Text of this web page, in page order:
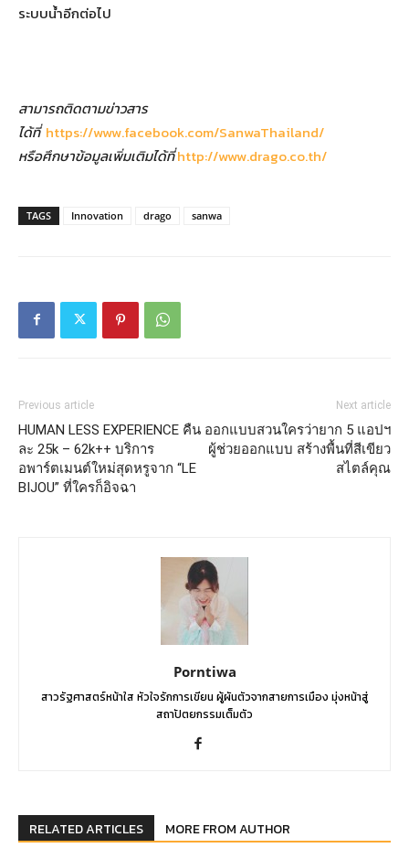
ระบบน้ำอีกต่อไป
สามารถติดตามข่าวสาร
ได้ที่ https://www.facebook.com/SanwaThailand/
หรือศึกษาข้อมูลเพิ่มเติมได้ที่http://www.drago.co.th/
TAGS Innovation drago sanwa
Previous article
HUMAN LESS EXPERIENCE คืน
ละ 25k – 62k++ บริการ
อพาร์ตเมนต์ใหม่สุดหรูจาก “LE
BIJOU” ที่ใครก็อิจฉา
Next article
ออกแบบสวนใครว่ายาก 5 แอปฯ
ผู้ช่วยออกแบบ สร้างพื้นที่สีเขียว
สไตล์คุณ
Porntiwa
สาวรัฐศาสตร์หน้าใส หัวใจรักการเขียน ผู้ผันตัวจากสายการเมือง มุ่งหน้าสู่
สถาปัตยกรรมเต็มตัว
RELATED ARTICLES MORE FROM AUTHOR